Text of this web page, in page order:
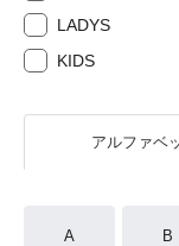
LADYS
KIDS
アルファベ
A B